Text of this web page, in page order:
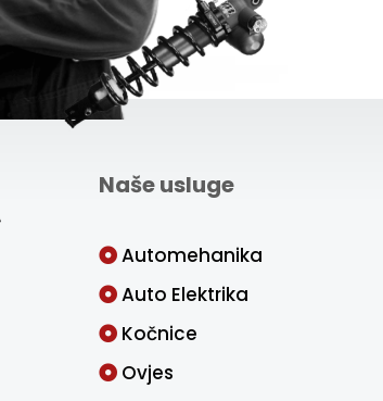
Naše usluge
Automehanika
Auto Elektrika
Kočnice
Ovjes